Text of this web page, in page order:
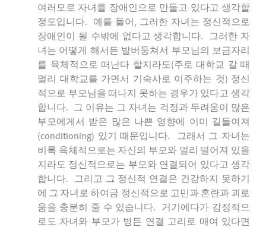
여러모로 자녀를 장애인으로 만들고 있다고 생각할
정도입니다. 예를 들어, 그러한 자녀는 정신적으로
장애인이 될 수밖에 없다고 생각합니다. 그러한 자
녀는 어떻게 해서든 발버둥쳐서 부모님의 보금자리
를 육체적으로 떠난다 할지라도(주로 대학교 갈 때
멀리 대학교를 가면서 기숙사로 이주하는 것) 정신
적으로 부모님을 떠나지 못하는 경우가 있다고 생각
합니다. 그 이유는 그 자녀는 걱정과 두려움이 많은
부모에게서 받은 많은 나쁜 영향에 이미 길들여져
(conditioning) 있기 때문입니다. 그래서 그 자녀는
비록 육체적으로는 자신의 부모와 멀리 떨어져 있을
지라도 정신적으로는 부모와 연결되어 있다고 생각
합니다. 그리고 그 정신적 연결은 건강하지 못하기
에 그 자녀로 하여금 정신적으로 고민과 혼란과 괴로
움을 충분히 줄 수 있습니다. 거기에다가 감정적으
로도 자녀와 부모가 병든 연결 고리로 매여 있다면